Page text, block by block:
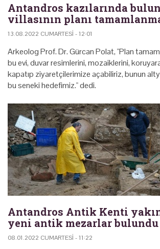
Antandros kazılarında
villasının planı
13.08.2022 CUMARTESI - 12:01
Arkeolog Prof. Dr. Gürcan Polat, "Plan
bu evi, duvar resimlerini, mozaiklerini,
kapatıp ziyaretçilerimize açabiliriz, bunun
bu seneki hedefimiz." dedi.
Antandros Antik Kenti
yeni antik mezarlar bulundu
08.01.2022 CUMARTESI - 11:22